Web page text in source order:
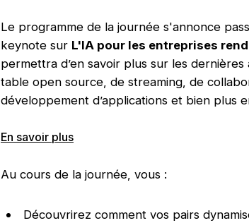
Le programme de la journée s'annonce
keynote sur L'IA pour les entreprises
permettra d’en savoir plus sur les
table open source, de streaming, de
développement d’applications et bien plus
En savoir plus
Au cours de la journée, vous :
Découvrirez comment vos pairs